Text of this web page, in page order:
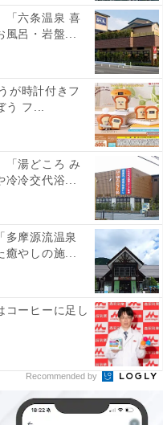
の口コミは？
は、以下のような口コミ
かなおもてなしが素
「六条温泉 喜
呂・岩盤...
が時計付きフ
う フ...
「湯どころ み
冷交代浴...
多摩源流温泉
やしの施...
コーヒーに足し
Recommended by